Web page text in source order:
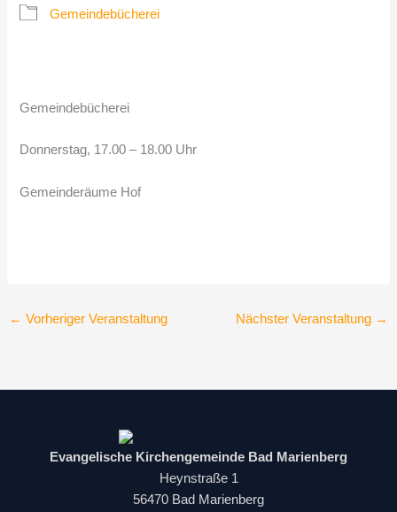
Gemeindebücherei
Gemeindebücherei
Donnerstag, 17.00 – 18.00 Uhr
Gemeinderäume Hof
← Vorheriger Veranstaltung Nächster Veranstaltung →
Evangelische Kirchengemeinde Bad Marienberg
Heynstraße 1
56470 Bad Marienberg